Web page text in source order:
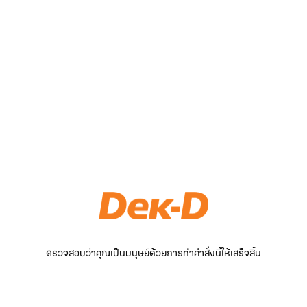
ตรวจสอบว่าคุณเป็นมนุษย์ด้วยการทำคำสั่งนี้ให้เสร็จสิ้น